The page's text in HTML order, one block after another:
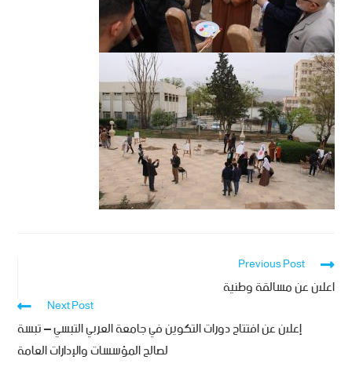
Previous Post
اعلان عن مسالقة وطنية
Next Post
إعلان عن افتتاح دورات التكوين في جامعة العربي التبسي – تبسة
لصالح المؤسسات والإدارات العامة